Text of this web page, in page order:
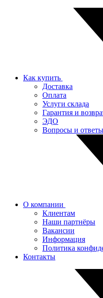
Как купить
Доставка
Оплата
Услуги склада
Гарантия и
ЭДО
Вопросы и ответы
О компании
Клиентам
Наши партнёры
Вакансии
Информация
Политика
Контакты